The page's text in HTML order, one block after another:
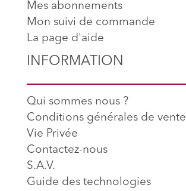
Mes abonnements
Mon suivi de commande
La page d'aide
INFORMATION
Qui sommes nous ?
Conditions générales de vente
Vie Privée
Contactez-nous
S.A.V.
Guide des technologies